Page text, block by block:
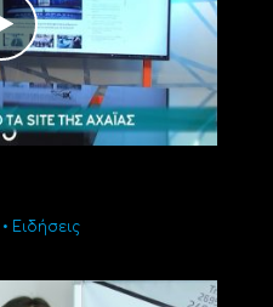
• Ειδήσεις